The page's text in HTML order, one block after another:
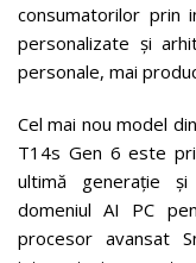
consumatorilor prin
personalizate și
personale, mai
Cel mai nou model
T14s Gen 6 este
ultimă generație
domeniul AI PC
procesor avansat